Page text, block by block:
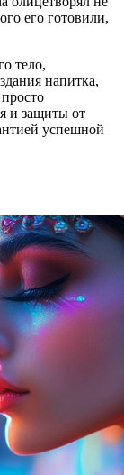
его готовили,
тело,
напитка,
и защиты от
успешной